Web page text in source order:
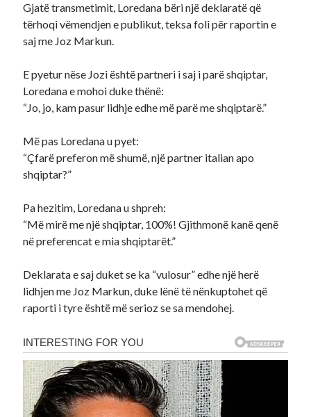
Gjatë transmetimit, Loredana bëri një deklaratë që
tërhoqi vëmendjen e publikut, teksa foli për raportin e
saj me Joz Markun.
E pyetur nëse Jozi është partneri i saj i parë shqiptar,
Loredana e mohoi duke thënë:
“Jo, jo, kam pasur lidhje edhe më parë me shqiptarë.”
Më pas Loredana u pyet:
“Çfarë preferon më shumë, një partner italian apo
shqiptar?”
Pa hezitim, Loredana u shpreh:
“Më mirë me një shqiptar, 100%! Gjithmonë kanë qenë
në preferencat e mia shqiptarët.”
Deklarata e saj duket se ka “vulosur” edhe një herë
lidhjen me Joz Markun, duke lënë të nënkuptohet që
raporti i tyre është më serioz se sa mendohej.